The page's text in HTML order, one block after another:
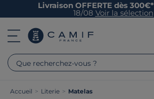
Livraison OFFERTE dès 300€*
18/08 Voir la sélection
Que recherchez-vous ?
Accueil > Literie > Matelas